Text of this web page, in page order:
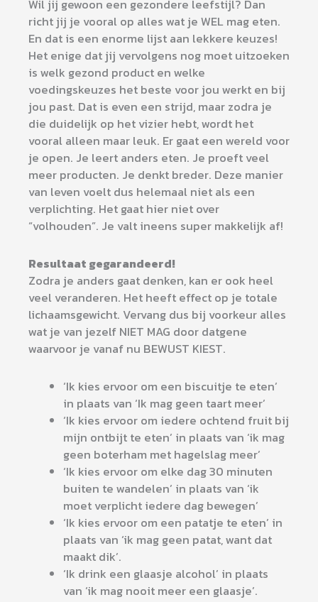
Wil jij gewoon een gezondere leefstijl? Dan
richt jij je vooral op alles wat je WEL mag eten.
En dat is een enorme lijst aan lekkere keuzes!
Het enige dat jij vervolgens nog moet uitzoeken
is welk gezond product en welke
voedingskeuzes het beste voor jou werkt en bij
jou past. Dat is even een strijd, maar zodra je
die duidelijk op het vizier hebt, wordt het
vooral alleen maar leuk. Er gaat een wereld voor
je open. Je leert anders eten. Je proeft veel
meer producten. Je denkt breder. Deze manier
van leven voelt dus helemaal niet als een
verplichting. Het gaat hier niet over
“volhouden”. Je valt ineens super makkelijk af!
Resultaat gegarandeerd!
Zodra je anders gaat denken, kan er ook heel
veel veranderen. Het heeft effect op je totale
lichaamsgewicht. Vervang dus bij voorkeur alles
wat je van jezelf NIET MAG door datgene
waarvoor je vanaf nu BEWUST KIEST.
‘Ik kies ervoor om een biscuitje te eten’
in plaats van ‘Ik mag geen taart meer’
‘Ik kies ervoor om iedere ochtend fruit bij
mijn ontbijt te eten’ in plaats van ‘ik mag
geen boterham met hagelslag meer’
‘Ik kies ervoor om elke dag 30 minuten
buiten te wandelen’ in plaats van ‘ik
moet verplicht iedere dag bewegen’
‘Ik kies ervoor om een patatje te eten’ in
plaats van ‘ik mag geen patat, want dat
maakt dik’.
‘Ik drink een glaasje alcohol’ in plaats
van ‘ik mag nooit meer een glaasje’.